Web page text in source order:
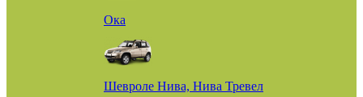
Ока
Шевроле Нива, Нива Тревел